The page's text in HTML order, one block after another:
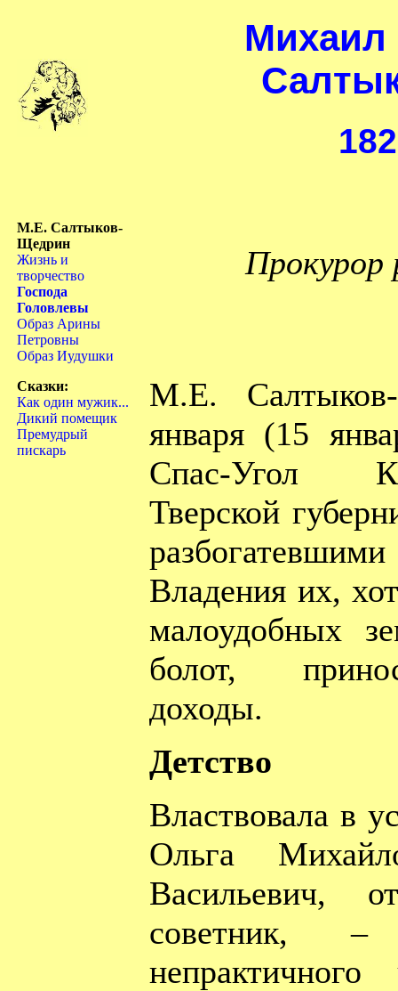
Михаил
М.Е. Салтыков-
Щедрин
Жизнь и
творчество
Господа
Головлевы
Образ Арины
Петровны
Образ Иудушки
Сказки:
Как один мужик...
Дикий помещик
Премудрый
пискарь
Прокурор
М.Е.
января (15
Спас-Угол
Тверской
Владения их,
малоудобных
болот,
доходы.
Детство
Властвовала в
Ольга
Васильевич,
советник,